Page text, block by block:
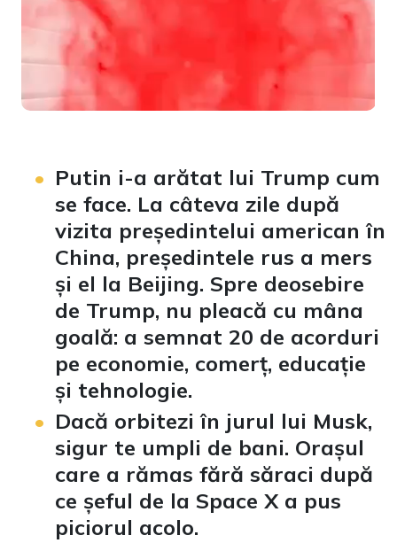
0.76%
Putin i-a arătat lui Trump cum
se face. La câteva zile după
vizita președintelui american în
China, președintele rus a mers
și el la Beijing. Spre deosebire
de Trump, nu pleacă cu mâna
goală: a semnat 20 de acorduri
pe economie, comerț, educație
și tehnologie.
Dacă orbitezi în jurul lui Musk,
sigur te umpli de bani. Orașul
care a rămas fără săraci după
ce șeful de la Space X a pus
piciorul acolo.